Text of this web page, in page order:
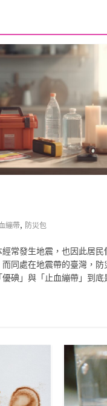
繃帶, 防災包
常發生地震，也因此居
同處在地震帶的臺灣，
碘」與「止血繃帶」到底